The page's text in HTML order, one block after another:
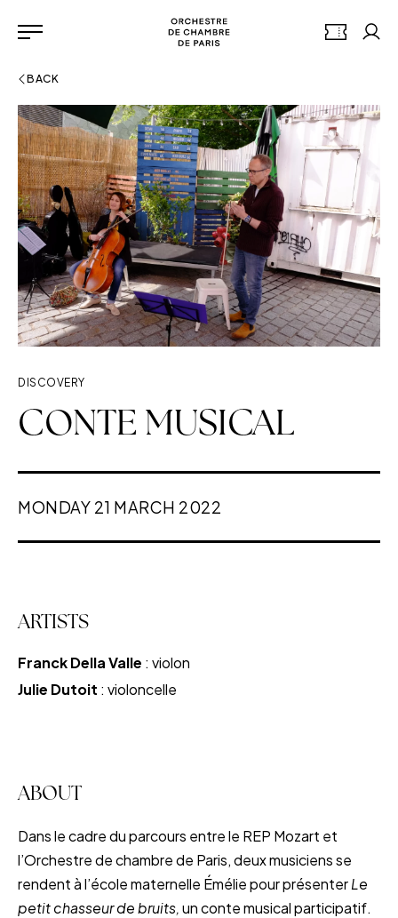
Orchestre de chambre
Menu
TICKETSMy
BACK
DISCOVERY
CONTE MUSICAL
MONDAY 21 MARCH 2022
ARTISTS
Franck Della Valle : violon
Julie Dutoit : violoncelle
ABOUT
Dans le cadre du parcours entre le REP Mozart et
l’Orchestre de chambre de Paris, deux musiciens se
rendent à l’école maternelle Émélie pour présenterLe
petit chasseur de bruits,un conte musical participatif.